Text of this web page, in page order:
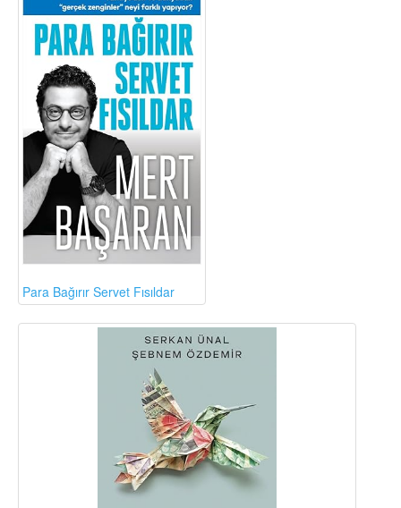
Para Bağırır Servet Fısıldar